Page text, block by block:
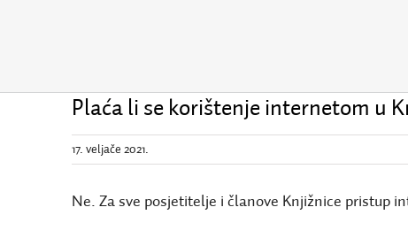
Plaća li se korištenje internetom u
17. veljače 2021.
Ne. Za sve posjetitelje i članove Knjižnice pristup